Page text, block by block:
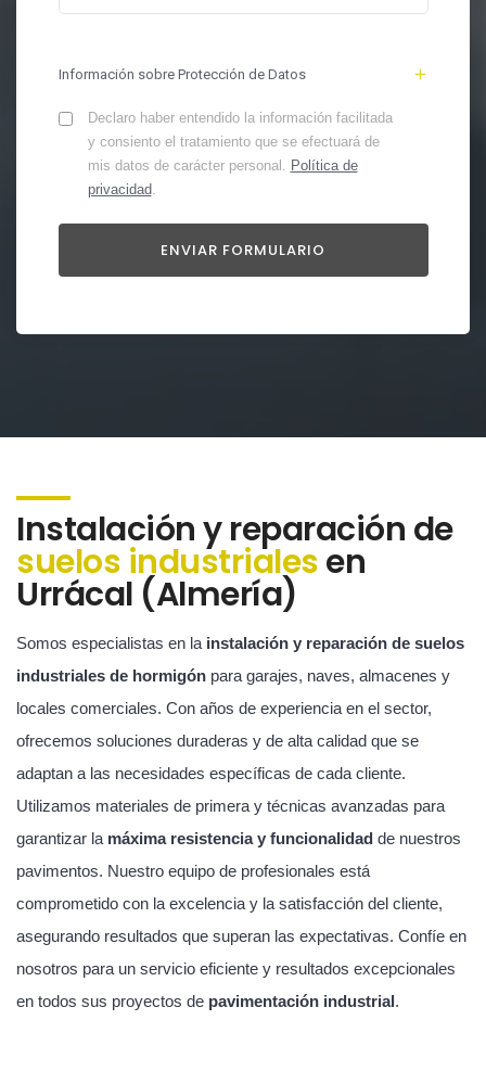
Información sobre Protección de Datos
Declaro haber entendido la información facilitada
y consiento el tratamiento que se efectuará de
mis datos de carácter personal. Política de
privacidad.
Instalación y reparación de
suelos industrialesen
Urrácal (Almería)
Somos especialistas en la instalación y reparación de suelos
industriales de hormigón para garajes, naves, almacenes y
locales comerciales. Con años de experiencia en el sector,
ofrecemos soluciones duraderas y de alta calidad que se
adaptan a las necesidades específicas de cada cliente.
Utilizamos materiales de primera y técnicas avanzadas para
garantizar la máxima resistencia y funcionalidad de nuestros
pavimentos. Nuestro equipo de profesionales está
comprometido con la excelencia y la satisfacción del cliente,
asegurando resultados que superan las expectativas. Confíe en
nosotros para un servicio eficiente y resultados excepcionales
en todos sus proyectos de pavimentación industrial.